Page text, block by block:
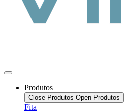
Produtos
Close Produtos Open Produtos
Fita